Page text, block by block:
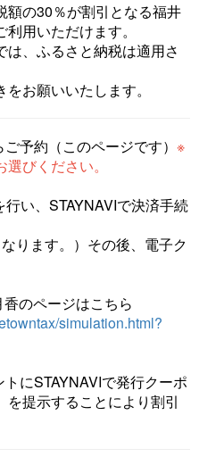
額の30％が割引となる福井
用いただけます。
、ふるさと納税は適用さ
お願いいたします。
予約（このページです） ※
びください。
い、STAYNAVIで決済手続
ります。）その後、電子ク
のページはこちら
simulation.html?
にSTAYNAVIで発行クーポ
提示することにより割引